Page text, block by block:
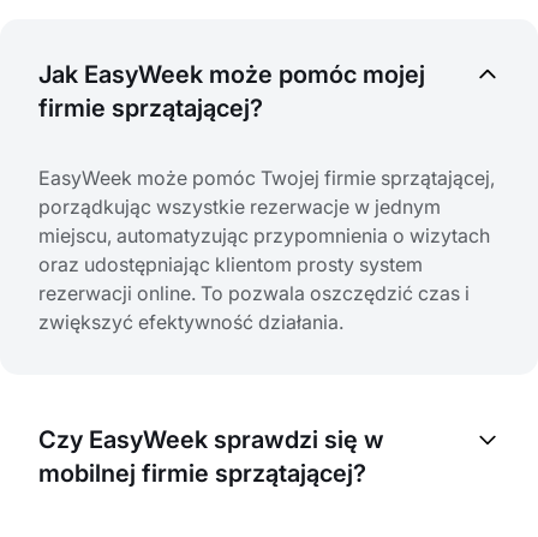
Jak EasyWeek może pomóc mojej
firmie sprzątającej?
EasyWeek może pomóc Twojej firmie sprzątającej,
porządkując wszystkie rezerwacje w jednym
miejscu, automatyzując przypomnienia o wizytach
oraz udostępniając klientom prosty system
rezerwacji online. To pozwala oszczędzić czas i
zwiększyć efektywność działania.
Czy EasyWeek sprawdzi się w
mobilnej firmie sprzątającej?